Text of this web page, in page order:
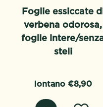
Foglie essiccate
verbena odorosa,
foglie intere/
steli
lontano €8,90